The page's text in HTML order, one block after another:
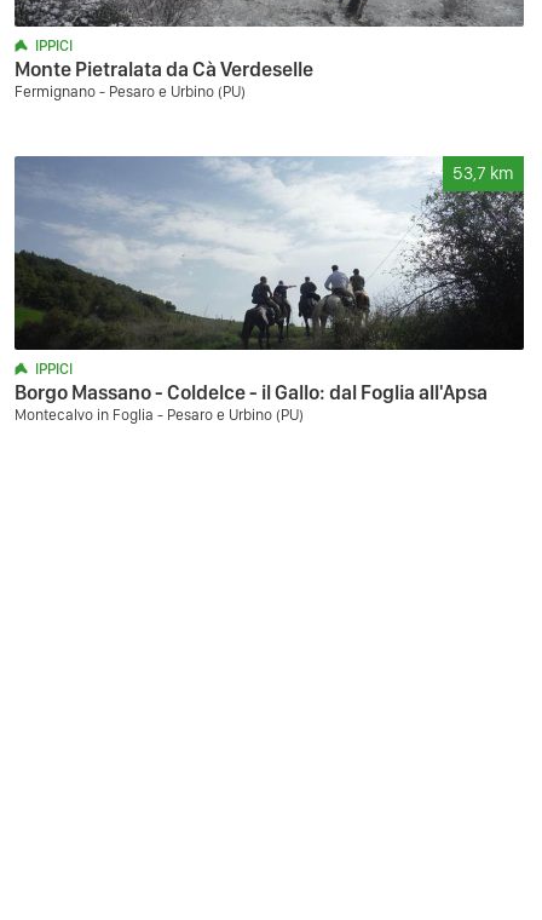
IPPICI
Monte Pietralata da Cà Verdeselle
Fermignano - Pesaro e Urbino (PU)
53,7 km
IPPICI
Borgo Massano - Coldelce - il Gallo: dal Foglia all'Apsa
Montecalvo in Foglia - Pesaro e Urbino (PU)